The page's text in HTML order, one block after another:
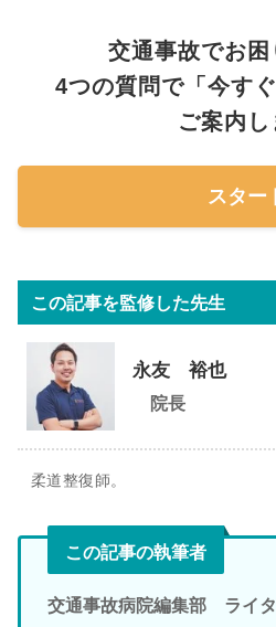
交通事故でお困
4つの質問で「今す
ご案内し
スター
この記事を監修した先生
永友 裕也
院長
柔道整復師。
この記事の執筆者
交通事故病院編集部 ライ